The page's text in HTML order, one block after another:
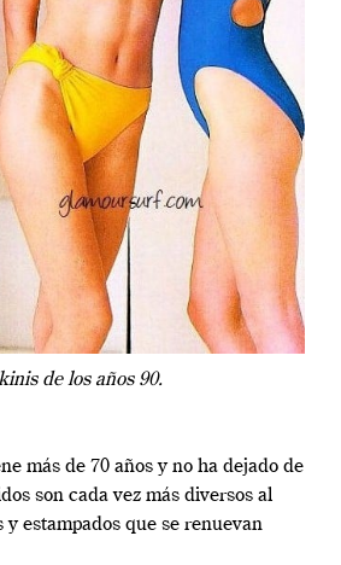
de los años 90.
más de 70 años y no ha dejado de
son cada vez más diversos al
estampados que se renuevan